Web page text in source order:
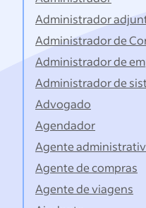
Administrador
Administrador de
Administrador de
Administrador de
Advogado
Agendador
Agente
Agente de compras
Agente de viagens